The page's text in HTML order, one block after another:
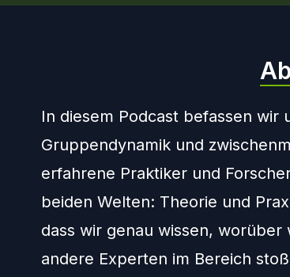
In diesem Podcast befassen wir
Gruppendynamik und
erfahrene Praktiker und
beiden Welten: Theorie und
dass wir genau wissen,
andere Experten im Bereich